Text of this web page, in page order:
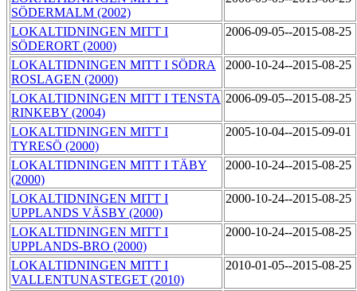
SÖDERMALM (2002)
LOKALTIDNINGEN MITT I
SÖDERORT (2000)
2006-09-05--2015-08-25
LOKALTIDNINGEN MITT I SÖDRA
ROSLAGEN (2000)
2000-10-24--2015-08-25
LOKALTIDNINGEN MITT I TENSTA
RINKEBY (2004)
2006-09-05--2015-08-25
LOKALTIDNINGEN MITT I
TYRESÖ (2000)
2005-10-04--2015-09-01
LOKALTIDNINGEN MITT I TÄBY
(2000)
2000-10-24--2015-08-25
LOKALTIDNINGEN MITT I
UPPLANDS VÄSBY (2000)
2000-10-24--2015-08-25
LOKALTIDNINGEN MITT I
UPPLANDS-BRO (2000)
2000-10-24--2015-08-25
LOKALTIDNINGEN MITT I
VALLENTUNASTEGET (2010)
2010-01-05--2015-08-25